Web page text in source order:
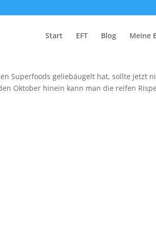
Start EFT Blog Meine
Superfoods geliebäugelt hat, sollte jetzt
Oktober hinein kann man die reifen